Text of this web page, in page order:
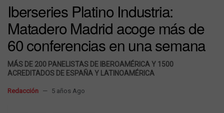
Iberseries Platino Industria:
Matadero Madrid acoge más de
60 conferencias en una semana
MÁS DE 200 PANELISTAS DE IBEROAMÉRICA Y 1500
ACREDITADOS DE ESPAÑA Y LATINOAMÉRICA
Redacción 5 años Ago